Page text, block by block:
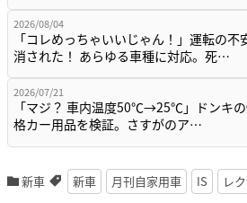
2026/08/04
「コレめっちゃいいじゃん！」運転の不
消された！ あらゆる車種に対応。死…
2026/07/21
「マジ？ 車内温度50℃→25℃」ドンキ
格カー用品を検証。さすがのア…
新車 新車 月刊自家用車 IS レ